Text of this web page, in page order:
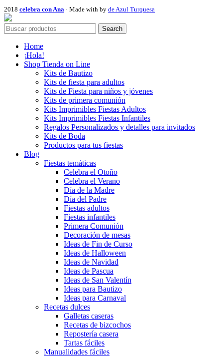
2018 celebra con Ana · Made with by de Azul Turquesa
Search
Home
¡Hola!
Shop Tienda on Line
Kits de Bautizo
Kits de fiesta para adultos
Kits de Fiesta para niños y jóvenes
Kits de primera comunión
Kits Imprimibles Fiestas Adultos
Kits Imprimibles Fiestas Infantiles
Regalos Personalizados y detalles para invitados
Kits de Boda
Productos para tus fiestas
Blog
Fiestas temáticas
Celebra el Otoño
Celebra el Verano
Día de la Madre
Día del Padre
Fiestas adultos
Fiestas infantiles
Primera Comunión
Decoración de mesas
Ideas de Fin de Curso
Ideas de Halloween
Ideas de Navidad
Ideas de Pascua
Ideas de San Valentín
Ideas para Bautizo
Ideas para Carnaval
Recetas dulces
Galletas caseras
Recetas de bizcochos
Repostería casera
Tartas fáciles
Manualidades fáciles